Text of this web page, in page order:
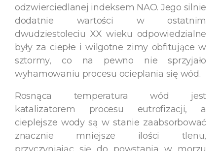
odzwierciedlanej indeksem NAO. Jego silnie
dodatnie wartości w ostatnim
dwudziestoleciu XX wieku odpowiedzialne
były za ciepłe i wilgotne zimy obfitujące w
sztormy, co na pewno nie sprzyjało
wyhamowaniu procesu ocieplania się wód.
Rosnąca temperatura wód jest
katalizatorem procesu eutrofizacji, a
cieplejsze wody są w stanie zaabsorbować
znacznie mniejsze ilości tlenu,